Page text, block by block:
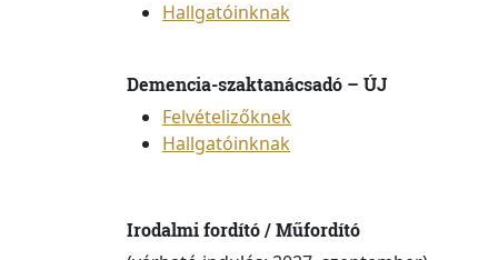
Hallgatóinknak
Demencia-szaktanácsadó – ÚJ
Felvételizőknek
Hallgatóinknak
Irodalmi fordító / Műfordító